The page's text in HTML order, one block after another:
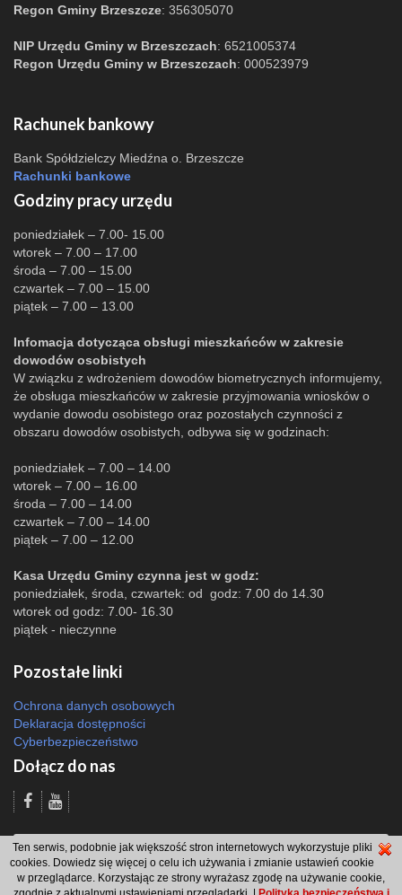
Regon Gminy Brzeszcze: 356305070
NIP Urzędu Gminy w Brzeszczach: 6521005374
Regon Urzędu Gminy w Brzeszczach: 000523979
Rachunek bankowy
Bank Spółdzielczy Miedźna o. Brzeszcze
Rachunki bankowe
Godziny pracy urzędu
poniedziałek – 7.00- 15.00
wtorek – 7.00 – 17.00
środa – 7.00 – 15.00
czwartek – 7.00 – 15.00
piątek – 7.00 – 13.00
Infomacja dotycząca obsługi mieszkańców w zakresie
dowodów osobistych
W związku z wdrożeniem dowodów biometrycznych informujemy,
że obsługa mieszkańców w zakresie przyjmowania wniosków o
wydanie dowodu osobistego oraz pozostałych czynności z
obszaru dowodów osobistych, odbywa się w godzinach:
poniedziałek – 7.00 – 14.00
wtorek – 7.00 – 16.00
środa – 7.00 – 14.00
czwartek – 7.00 – 14.00
piątek – 7.00 – 12.00
Kasa Urzędu Gminy czynna jest w godz:
poniedziałek, środa, czwartek: od godz: 7.00 do 14.30
wtorek od godz: 7.00- 16.30
piątek - nieczynne
Pozostałe linki
Ochrona danych osobowych
Deklaracja dostępności
Cyberbezpieczeństwo
Dołącz do nas
Odsłon: 3420 | |Polityka bezpieczeństwa i polityka cookies|Redakcja|2007
- 2026 © Gmina Brzeszcze
projekt: Wdesk
Ten serwis, podobnie jak większość stron internetowych wykorzystuje pliki
cookies. Dowiedz się więcej o celu ich używania i zmianie ustawień cookie
w przeglądarce. Korzystając ze strony wyrażasz zgodę na używanie cookie,